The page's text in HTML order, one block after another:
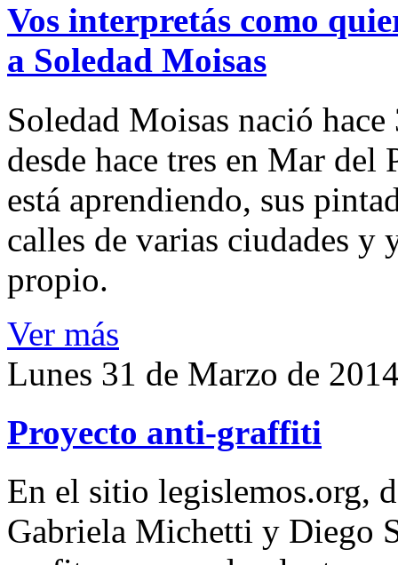
Vos interpretás como
a Soledad Moisas
Soledad Moisas nació
desde hace tres en Mar
está aprendiendo, sus
calles de varias ciudades y
propio.
Ver más
Lunes 31 de Marzo de
Proyecto anti-graffiti
En el sitio legislemos.org,
Gabriela Michetti y Diego